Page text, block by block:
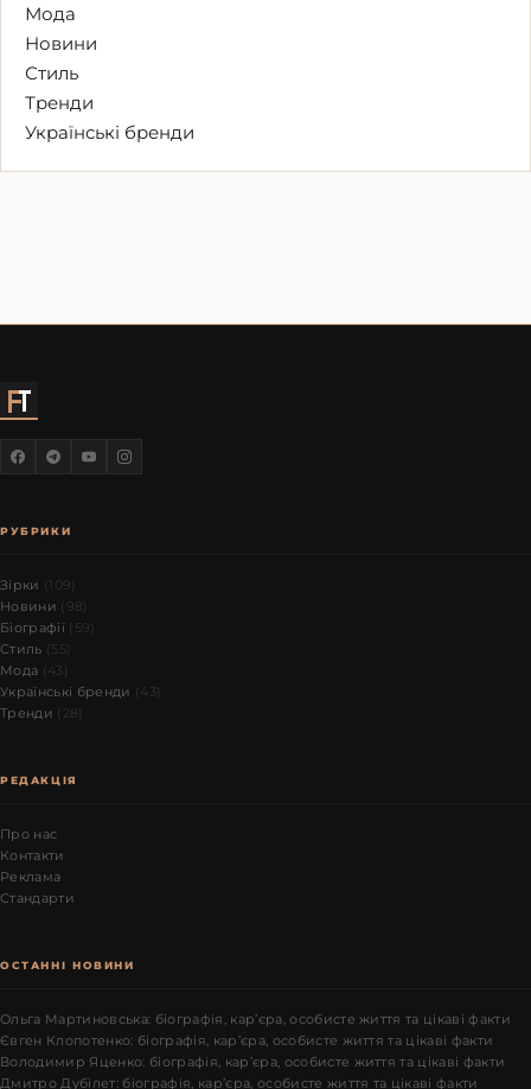
Мода
Новини
Стиль
Тренди
Українські бренди
РУБРИКИ
Зірки (109)
Новини (98)
Біографії (59)
Стиль (55)
Мода (43)
Українські бренди (43)
Тренди (28)
РЕДАКЦІЯ
Про нас
Контакти
Реклама
Стандарти
ОСТАННІ НОВИНИ
Ольга Мартиновська: біографія, кар’єра, особисте життя та цікаві факти
Євген Клопотенко: біографія, кар’єра, особисте життя та цікаві факти
Володимир Яценко: біографія, кар’єра, особисте життя та цікаві факти
Дмитро Дубілет: біографія, кар’єра, особисте життя та цікаві факти